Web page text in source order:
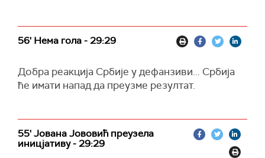
56' Нема гола - 29:29
Добра реакција Србије у дефанзиви... Србија
ће имати напад да преузме резултат.
55' Јована Јововић преузела
иницјативу - 29:29